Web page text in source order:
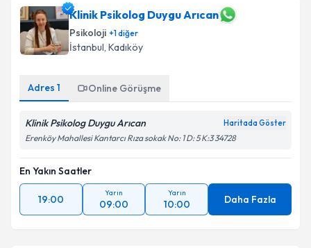
Klinik Psikolog Duygu Arıcan
Psikoloji +1diğer
İstanbul, Kadıköy
Adres 1 Online Görüşme
Klinik Psikolog Duygu Arıcan Haritada Göster
Erenköy Mahallesi Kantarcı Rıza sokak No: 1 D: 5 K:3 34728
En Yakın Saatler
19:00
Yarın
09:00
Yarın
10:00 Daha Fazla